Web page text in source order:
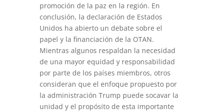
promoción de la paz en la región. En
conclusión, la declaración de Estados
Unidos ha abierto un debate sobre el
papel y la financiación de la OTAN.
Mientras algunos respaldan la necesidad
de una mayor equidad y responsabilidad
por parte de los países miembros, otros
consideran que el enfoque propuesto por
la administración Trump puede socavar la
unidad y el propósito de esta importante